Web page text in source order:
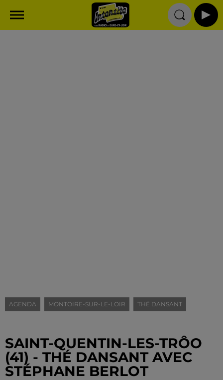
AGENDA MONTOIRE-SUR-LE-LOIR THÉ DANSANT
SAINT-QUENTIN-LES-TRÔO
(41) - THÉ DANSANT AVEC
STÉPHANE BERLOT